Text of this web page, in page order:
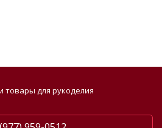
товары для рукоделия